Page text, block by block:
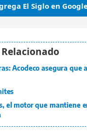
El Siglo en
Acodeco asegura que
el motor que mantiene